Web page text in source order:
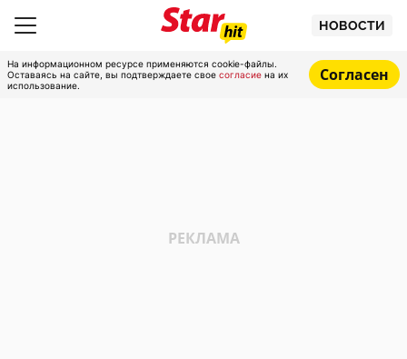
НОВОСТИ
На информационном ресурсе применяются cookie-файлы.
Оставаясь на сайте, вы подтверждаете свое согласие на их
использование.
Согласен